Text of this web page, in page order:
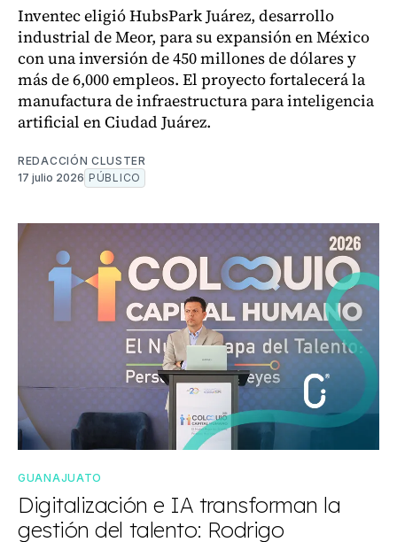
Inventec eligió HubsPark Juárez, desarrollo
industrial de Meor, para su expansión en México
con una inversión de 450 millones de dólares y
más de 6,000 empleos. El proyecto fortalecerá la
manufactura de infraestructura para inteligencia
artificial en Ciudad Juárez.
REDACCIÓN CLUSTER
17 julio 2026 PÚBLICO
GUANAJUATO
Digitalización e IA transforman la
gestión del talento: Rodrigo